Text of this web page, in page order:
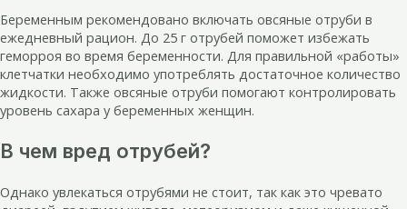
Беременным рекомендовано включать овсяные отруби в
ежедневный рацион. До 25 г отрубей поможет избежать
геморроя во время беременности. Для правильной «работы»
клетчатки необходимо употреблять достаточное количество
жидкости. Также овсяные отруби помогают контролировать
уровень сахара у беременных женщин.
В чем вред отрубей?
Однако увлекаться отрубями не стоит, так как это чревато